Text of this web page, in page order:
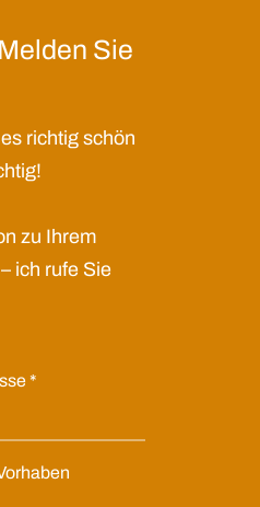
Sie
richtig schön
zu Ihrem
ich rufe Sie